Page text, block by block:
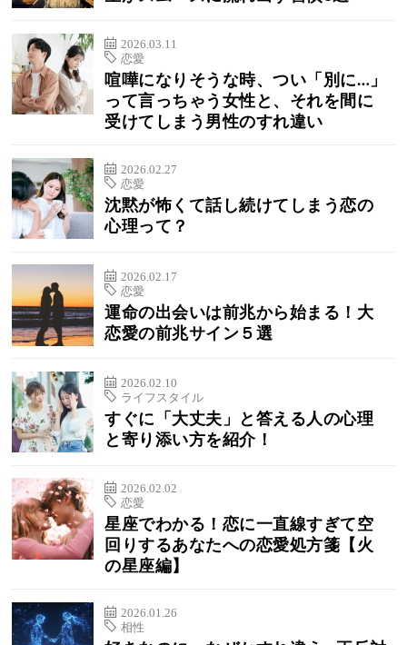
2026.03.11
恋愛
喧嘩になりそうな時、つい「別に…」
って言っちゃう女性と、それを間に
受けてしまう男性のすれ違い
2026.02.27
恋愛
沈黙が怖くて話し続けてしまう恋の
心理って？
2026.02.17
恋愛
運命の出会いは前兆から始まる！大
恋愛の前兆サイン５選
2026.02.10
ライフスタイル
すぐに「大丈夫」と答える人の心理
と寄り添い方を紹介！
2026.02.02
恋愛
星座でわかる！恋に一直線すぎて空
回りするあなたへの恋愛処方箋【火
の星座編】
2026.01.26
相性